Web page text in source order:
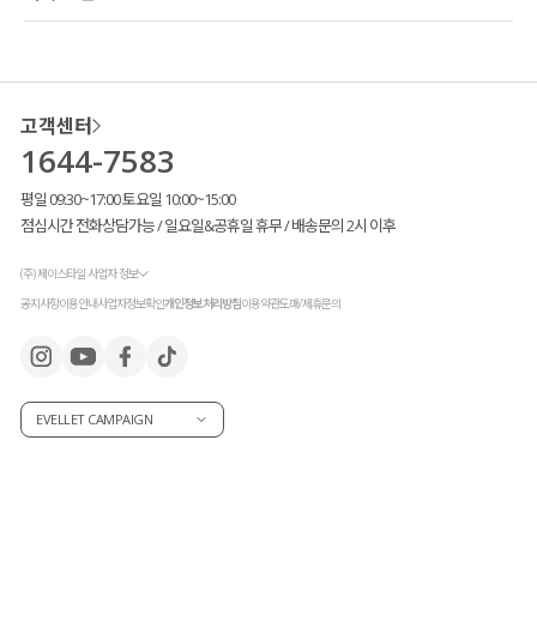
고객센터
1644-7583
평일 09:30~17:00 토요일 10:00~15:00
점심시간 전화상담가능 / 일요일&공휴일 휴무 / 배송문의 2시 이후
(주) 제이스타일 사업자 정보
공지사항이용안내사업자정보확인개인정보처리방침이용약관도매/제휴문의
EVELLET CAMPAIGN